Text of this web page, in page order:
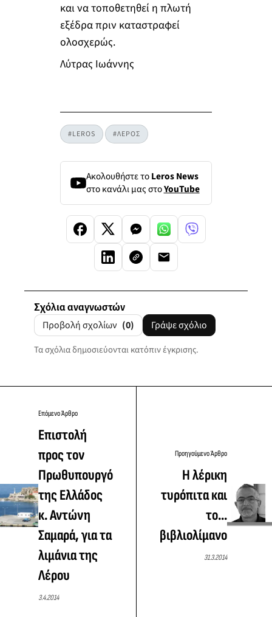
και να τοποθετηθεί η πλωτή
εξέδρα πριν καταστραφεί
ολοσχερώς.
Λύτρας Ιωάννης
#LEROS #ΛΕΡΟΣ
Ακολουθήστε τοLeros News
στο κανάλι μας στοYouTube
Σχόλια αναγνωστών
Προβολή σχολίων (0) Γράψε σχόλιο
Τα σχόλια δημοσιεύονται κατόπιν έγκρισης.
Επόμενο Άρθρο
Επιστολή
προς τον
Πρωθυπουργό
της Ελλάδος
κ. Αντώνη
Σαμαρά, για τα
λιμάνια της
Λέρου
3.4.2014
Προηγούμενο Άρθρο
Η λέρικη
τυρόπιτα και
το...
βιβλιολίμανο
31.3.2014